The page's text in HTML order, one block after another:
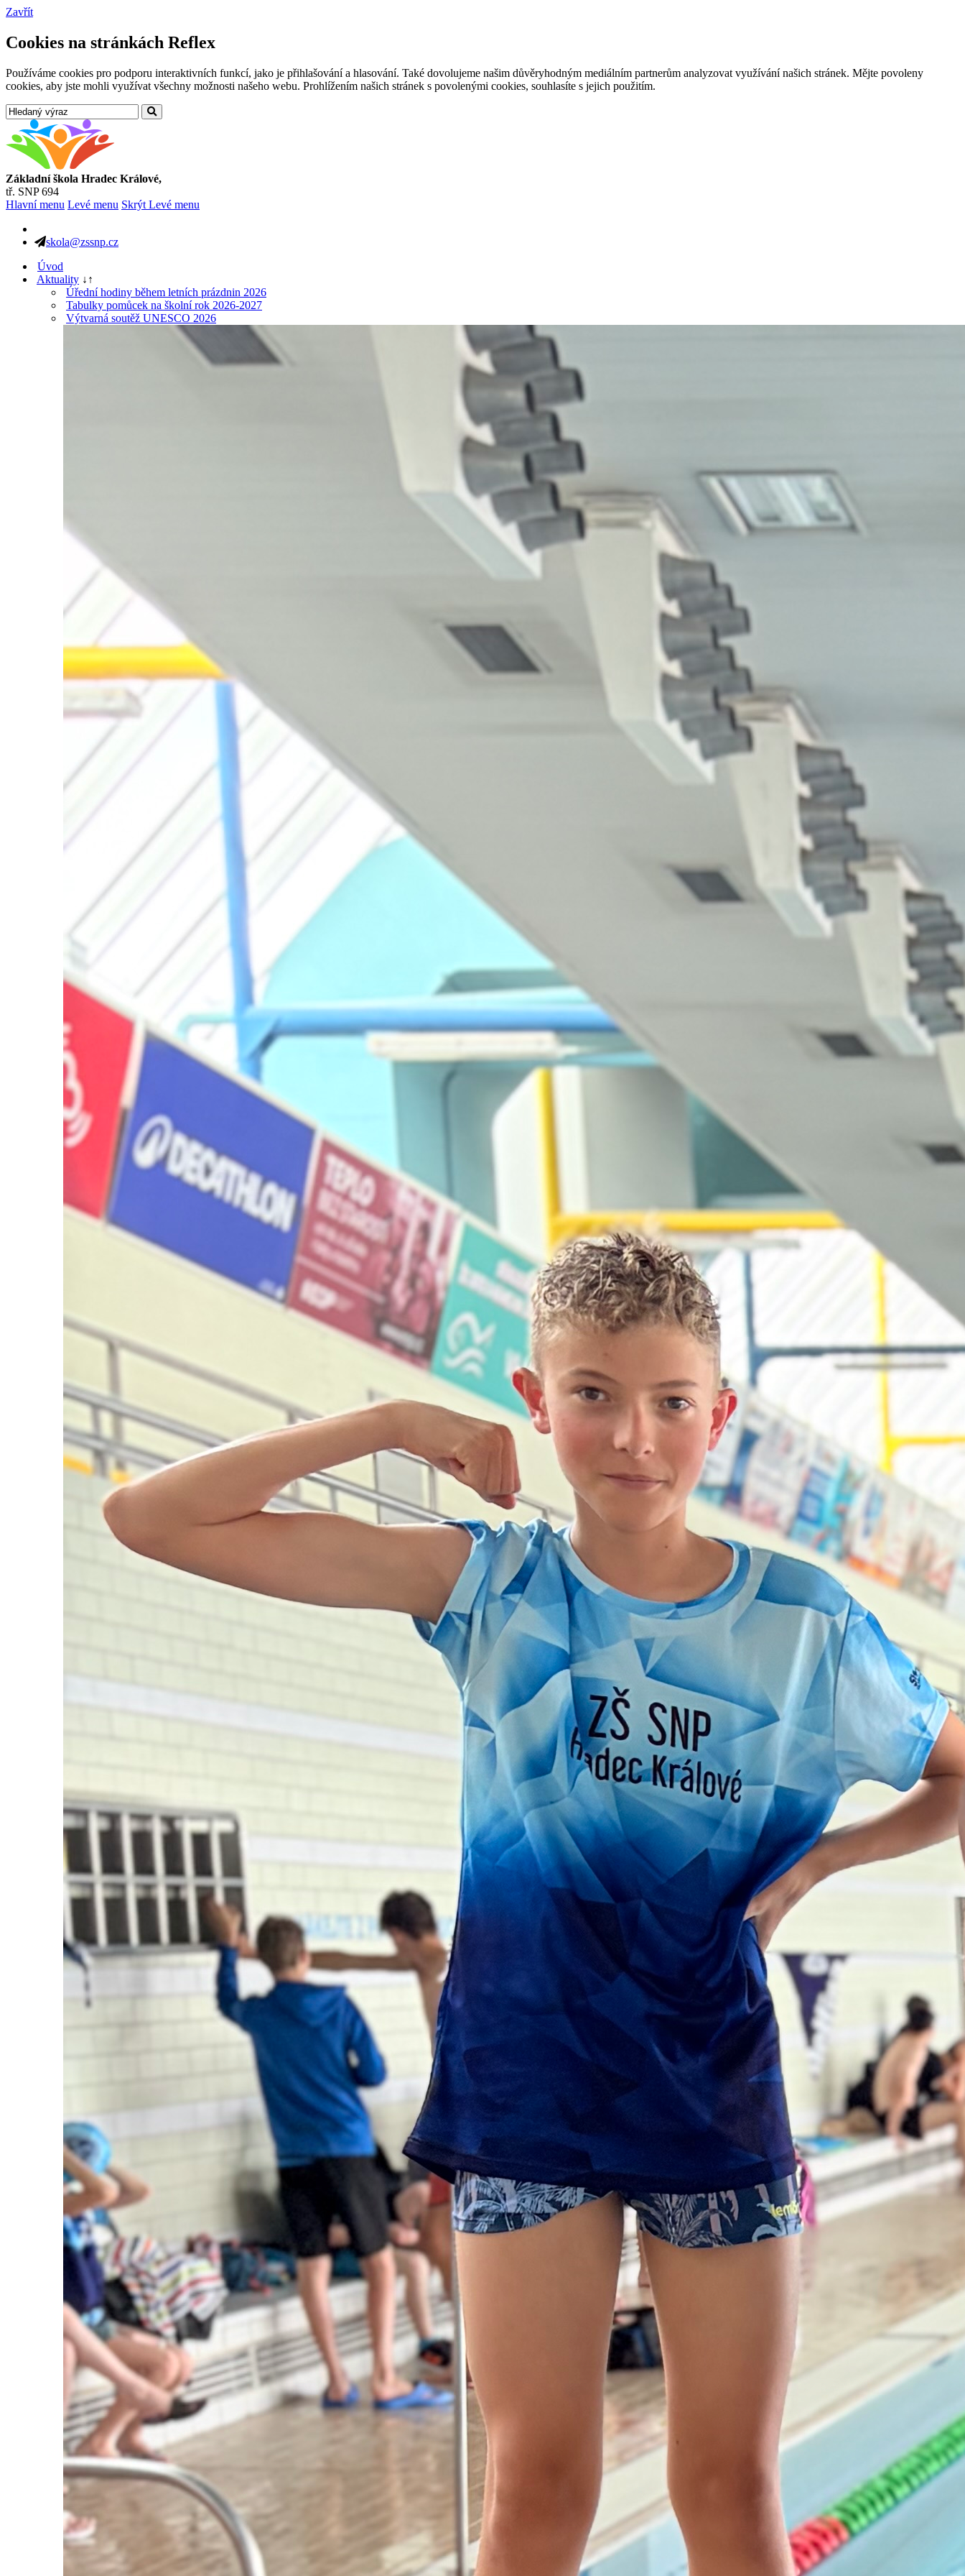
Zavřít
Cookies na stránkách Reflex
Používáme cookies pro podporu interaktivních funkcí, jako je přihlašování a hlasování. Také dovolujeme našim důvěryhodným mediálním partnerům analyzovat využívání našich stránek. Mějte povoleny
cookies, aby jste mohli využívat všechny možnosti našeho webu. Prohlížením našich stránek s povolenými cookies, souhlasíte s jejich použitím.
Základní škola Hradec Králové,
tř. SNP 694
Hlavní menu Levé menu Skrýt Levé menu
skola@zssnp.cz
Úvod
Aktuality ↓ ↑
Úřední hodiny během letních prázdnin 2026
Tabulky pomůcek na školní rok 2026-2027
Výtvarná soutěž UNESCO 2026